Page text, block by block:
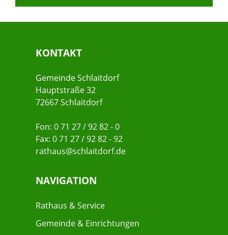
KONTAKT
Gemeinde Schlaitdorf
Hauptstraße 32
72667 Schlaitdorf
Fon: 0 71 27 / 92 82 - 0
Fax: 0 71 27 / 92 82 - 92
rathaus@schlaitdorf.de
NAVIGATION
Rathaus & Service
Gemeinde & Einrichtungen